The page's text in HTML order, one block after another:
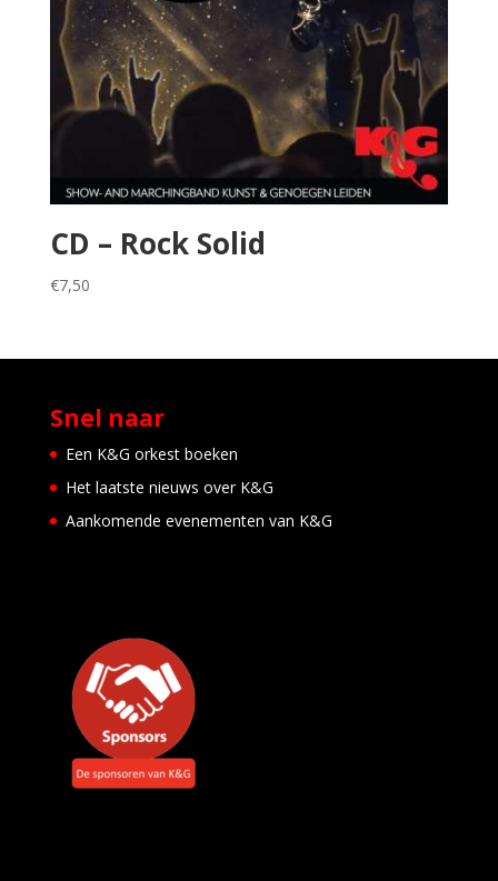
CD – Rock Solid
€7,50
Snel naar
Een K&G orkest boeken
Het laatste nieuws over K&G
Aankomende evenementen van K&G